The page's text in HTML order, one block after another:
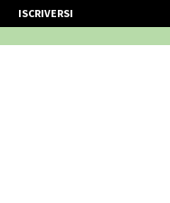
ISCRIVERSI